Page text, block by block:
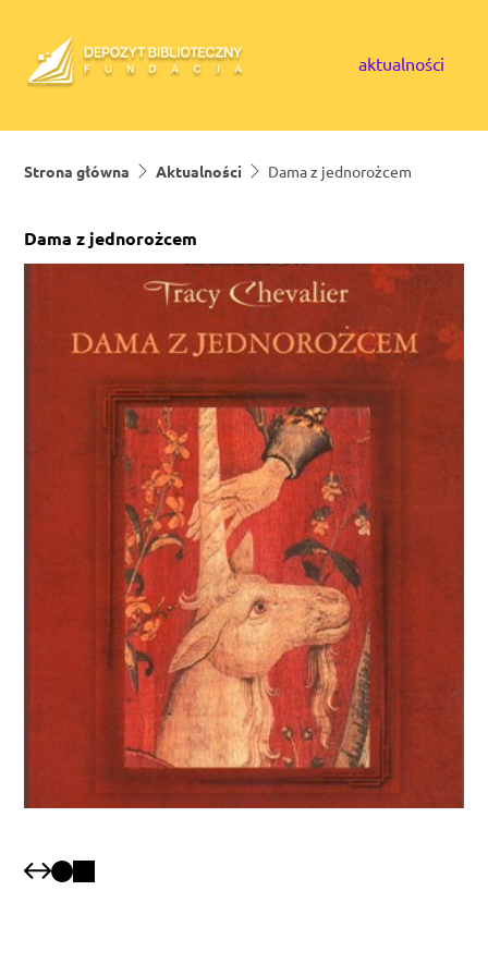
aktualności
Strona główna Aktualności Dama z jednorożcem
Dama z jednorożcem